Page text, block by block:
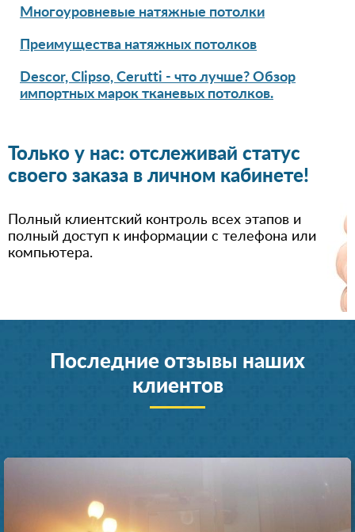
Многоуровневые натяжные потолки
Преимущества натяжных потолков
Descor, Clipso, Cerutti - что лучше? Обзор
импортных марок тканевых потолков.
Только у нас: отслеживай статус
своего заказа в личном кабинете!
Полный клиентский контроль всех этапов и
полный доступ к информации с телефона или
компьютера.
Последние отзывы наших
клиентов